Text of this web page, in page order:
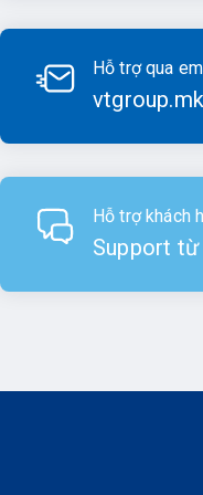
quang.
Bộ phận cân
các loại máy thủy
chuẩn xác và dễ
một hệ thống quang
Hỗ trợ qua
Hỗ trợ khách
Support từ